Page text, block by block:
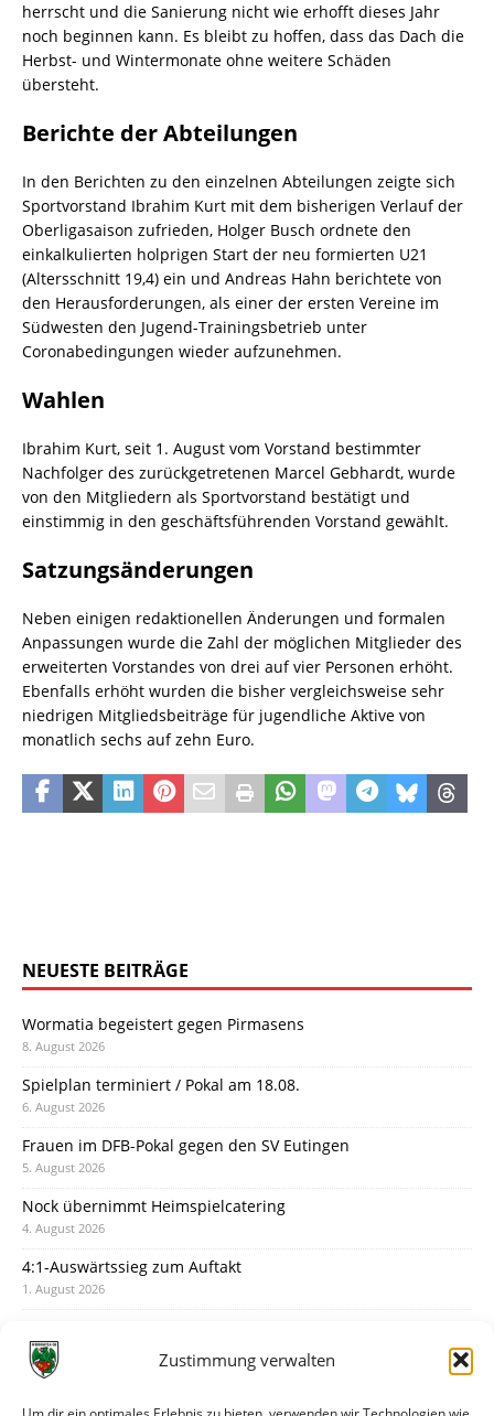
Zustimmung verwalten
herrscht und die Sanierung nicht wie erhofft dieses Jahr
noch beginnen kann. Es bleibt zu hoffen, dass das Dach die
Herbst- und Wintermonate ohne weitere Schäden
übersteht.
Berichte der Abteilungen
In den Berichten zu den einzelnen Abteilungen zeigte sich
Sportvorstand Ibrahim Kurt mit dem bisherigen Verlauf der
Oberligasaison zufrieden, Holger Busch ordnete den
einkalkulierten holprigen Start der neu formierten U21
(Altersschnitt 19,4) ein und Andreas Hahn berichtete von
den Herausforderungen, als einer der ersten Vereine im
Südwesten den Jugend-Trainingsbetrieb unter
Coronabedingungen wieder aufzunehmen.
Wahlen
Ibrahim Kurt, seit 1. August vom Vorstand bestimmter
Nachfolger des zurückgetretenen Marcel Gebhardt, wurde
von den Mitgliedern als Sportvorstand bestätigt und
einstimmig in den geschäftsführenden Vorstand gewählt.
Satzungsänderungen
Neben einigen redaktionellen Änderungen und formalen
Anpassungen wurde die Zahl der möglichen Mitglieder des
erweiterten Vorstandes von drei auf vier Personen erhöht.
Ebenfalls erhöht wurden die bisher vergleichsweise sehr
niedrigen Mitgliedsbeiträge für jugendliche Aktive von
monatlich sechs auf zehn Euro.
NEUESTE BEITRÄGE
Wormatia begeistert gegen Pirmasens
8. August 2026
Spielplan terminiert / Pokal am 18.08.
6. August 2026
Frauen im DFB-Pokal gegen den SV Eutingen
5. August 2026
Nock übernimmt Heimspielcatering
4. August 2026
4:1-Auswärtssieg zum Auftakt
1. August 2026
31. Juli 2026
30. Juli 2026